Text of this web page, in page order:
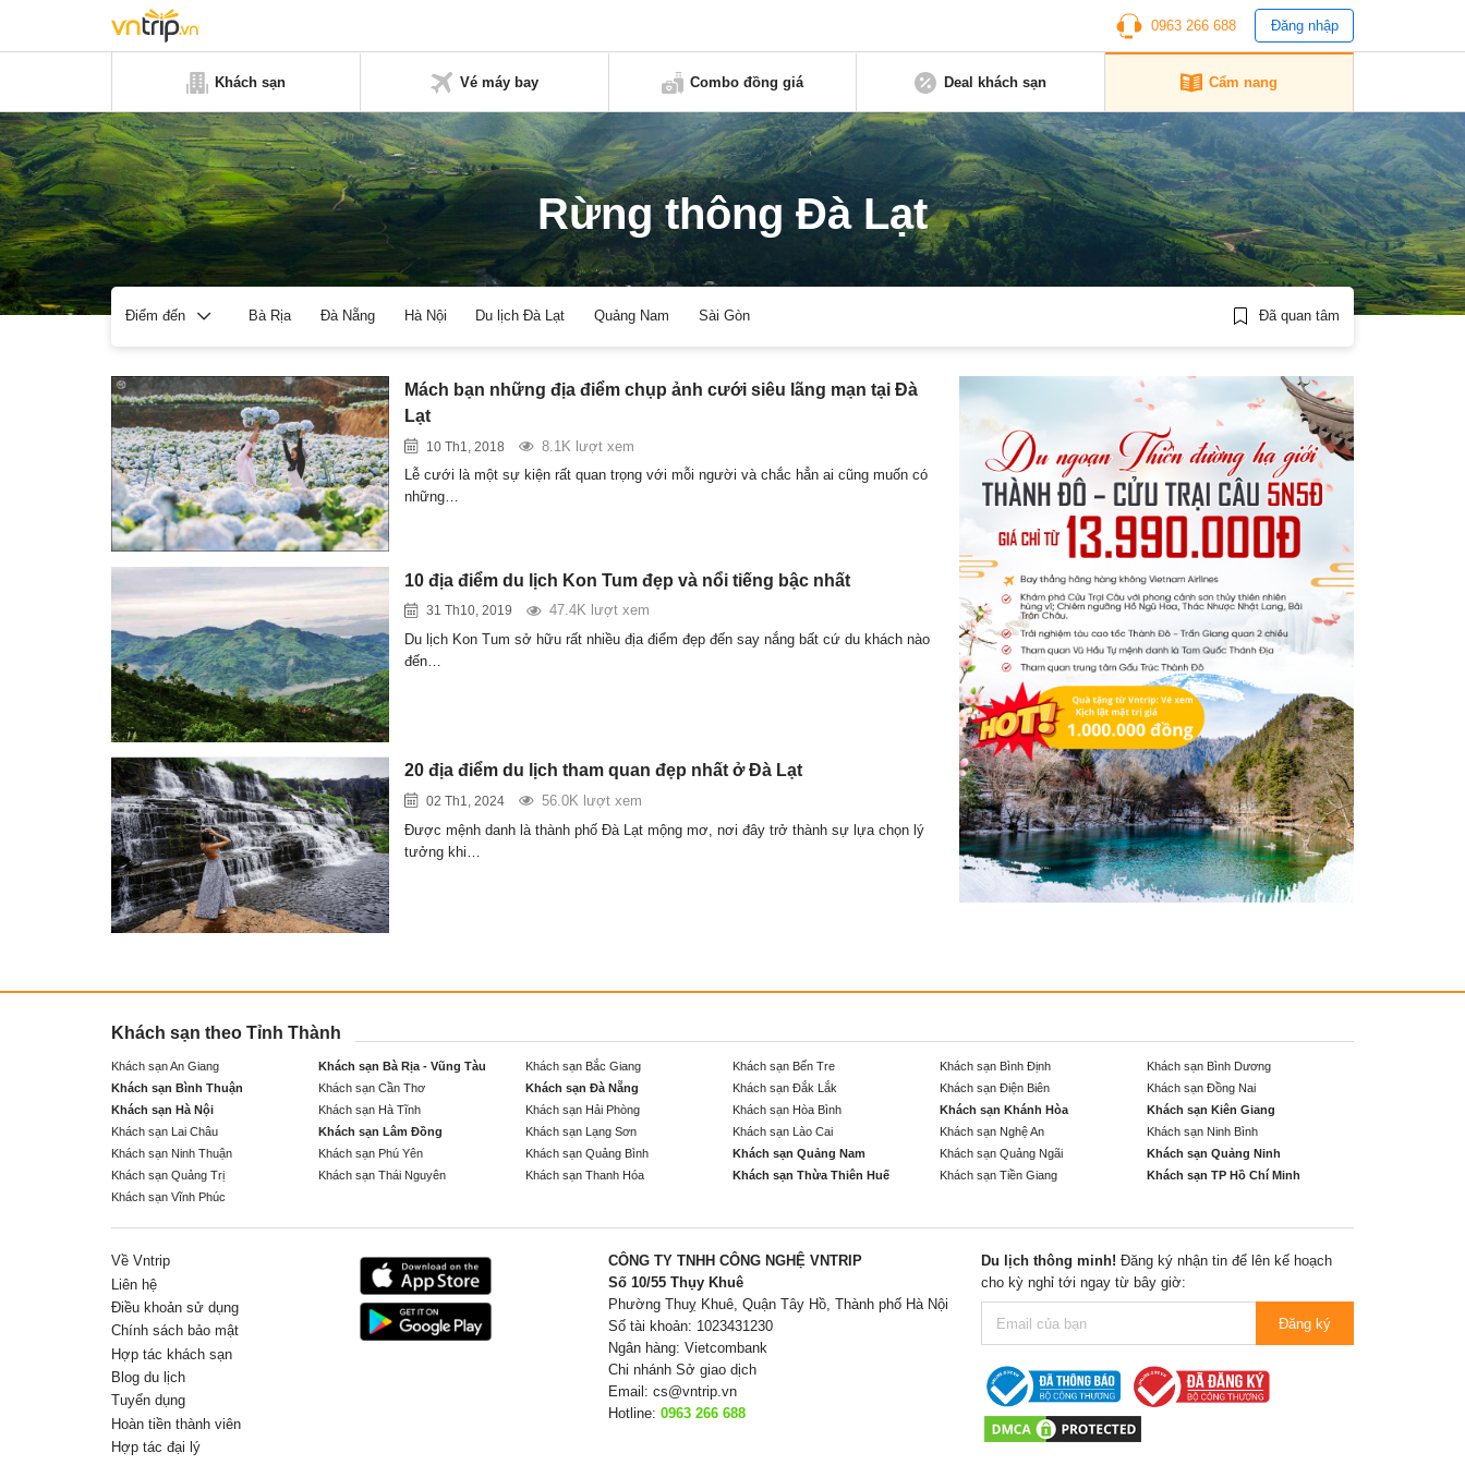
0963 266 688 Đăng nhập
Khách sạn Vé máy bay Combo đồng giá Deal khách sạn Cẩm nang
Rừng thông Đà Lạt
Điểm đến Bà Rịa Đà Nẵng Hà Nội Du lịch Đà Lạt Quảng Nam Sài Gòn Đã quan tâm
Mách bạn những địa điểm chụp ảnh cưới siêu lãng mạn tại Đà
Lạt
10 Th1, 2018
8.1K lượt xem
Lễ cưới là một sự kiện rất quan trọng với mỗi người và chắc hẳn ai cũng muốn có
những…
10 địa điểm du lịch Kon Tum đẹp và nổi tiếng bậc nhất
31 Th10, 2019
47.4K lượt xem
Du lịch Kon Tum sở hữu rất nhiều địa điểm đẹp đến say nắng bất cứ du khách nào
đến…
20 địa điểm du lịch tham quan đẹp nhất ở Đà Lạt
02 Th1, 2024
56.0K lượt xem
Được mệnh danh là thành phố Đà Lạt mộng mơ, nơi đây trở thành sự lựa chọn lý
tưởng khi…
Khách sạn theo Tỉnh Thành
Khách sạn An Giang Khách sạn Bà Rịa - Vũng Tàu Khách sạn Bắc Giang Khách sạn Bến Tre Khách sạn Bình Định
Khách sạn Bình Dương
Khách sạn Bình Thuận
Khách sạn Cần Thơ Khách sạn Đà Nẵng Khách sạn Đắk Lắk Khách sạn Điện Biên
Khách sạn Đồng Nai
Khách sạn Hà Nội
Khách sạn Hà Tĩnh Khách sạn Hải Phòng Khách sạn Hòa Bình Khách sạn Khánh Hòa
Khách sạn Kiên Giang
Khách sạn Lai Châu
Khách sạn Lâm Đồng Khách sạn Lạng Sơn Khách sạn Lào Cai Khách sạn Nghệ An
Khách sạn Ninh Bình
Khách sạn Ninh Thuận
Khách sạn Phú Yên Khách sạn Quảng Bình Khách sạn Quảng Nam Khách sạn Quảng Ngãi
Khách sạn Quảng Ninh
Khách sạn Quảng Trị
Khách sạn Thái Nguyên Khách sạn Thanh Hóa Khách sạn Thừa Thiên Huế Khách sạn Tiền Giang
Khách sạn TP Hồ Chí Minh
Khách sạn Vĩnh Phúc
Về Vntrip
Liên hệ
Điều khoản sử dụng
Chính sách bảo mật
Hợp tác khách sạn
Blog du lịch
Tuyển dụng
Hoàn tiền thành viên
Hợp tác đại lý
CÔNG TY TNHH CÔNG NGHỆ VNTRIP
Số 10/55 Thụy Khuê
Phường Thuỵ Khuê, Quận Tây Hồ, Thành phố Hà Nội
Số tài khoản: 1023431230
Ngân hàng: Vietcombank
Chi nhánh Sở giao dịch
Email: cs@vntrip.vn
Hotline: 0963 266 688
Du lịch thông minh! Đăng ký nhận tin để lên kế hoạch
cho kỳ nghỉ tới ngay từ bây giờ:
Đăng ký